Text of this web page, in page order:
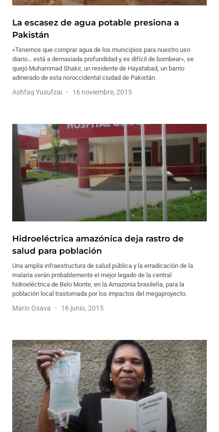
La escasez de agua potable presiona a
Pakistán
«Tenemos que comprar agua de los municipios para nuestro uso
diario… está a demasiada profundidad y es difícil de bombear», se
quejó Muhammad Shakir, un residente de Hayatabad, un barrio
adinerado de esta noroccidental ciudad de Pakistán.
Ashfaq Yusufzai 16 noviembre, 2015
Hidroeléctrica amazónica deja rastro de
salud para población
Una amplia infraestructura de salud pública y la erradicación de la
malaria serán probablemente el mejor legado de la central
hidroeléctrica de Belo Monte, en la Amazonia brasileña, para la
población local trastornada por los impactos del megaproyecto.
Mario Osava 16 junio, 2015